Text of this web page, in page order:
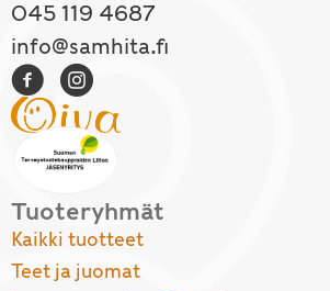
045 119 4687
info@samhita.fi
Tuoteryhmät
Kaikki tuotteet
Teet ja juomat